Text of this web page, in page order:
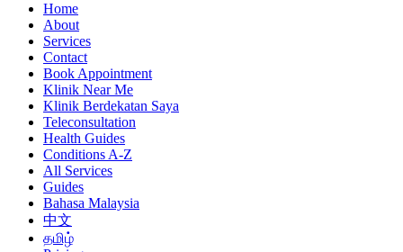
Home
About
Services
Contact
Book Appointment
Klinik Near Me
Klinik Berdekatan Saya
Teleconsultation
Health Guides
Conditions A-Z
All Services
Guides
Bahasa Malaysia
中文
தமிழ்